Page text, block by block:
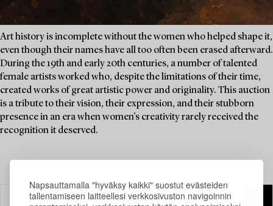
Napsauttamalla "hyväksy kaikki" suostut evästeiden
tallentamiseen laitteellesi verkkosivuston navigoinnin
Art history is incomplete without the women who helped shape it,
even though their names have all too often been erased afterward.
During the 19th and early 20th centuries, a number of talented
female artists worked who, despite the limitations of their time,
created works of great artistic power and originality. This auction
is a tribute to their vision, their expression, and their stubborn
presence in an era when women's creativity rarely received the
recognition it deserved.